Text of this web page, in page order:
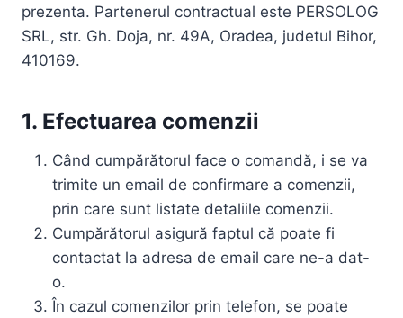
prezenta. Partenerul contractual este PERSOLOG
SRL, str. Gh. Doja, nr. 49A, Oradea, judetul Bihor,
410169.
1. Efectuarea comenzii
Când cumpărătorul face o comandă, i se va
trimite un email de confirmare a comenzii,
prin care sunt listate detaliile comenzii.
Cumpărătorul asigură faptul că poate fi
contactat la adresa de email care ne-a dat-
o.
În cazul comenzilor prin telefon, se poate